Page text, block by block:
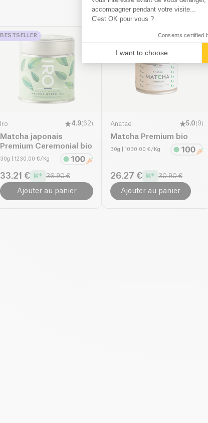
Produits
BESTSELLER
Iro 4.9(62)
Matcha japonais
Premium Ceremonial bio
30g | 1230.00 €/Kg
33.21 € 36.90 €
Ajouter au panier
Anatae 5.0(9)
Matcha Premium bio
30g | 1030.00 €/Kg
26.27 € 30.90 €
Ajouter au panier
accompagner pendant votre visite...
C'est OK pour vous ?
Consents certified
I want to choose